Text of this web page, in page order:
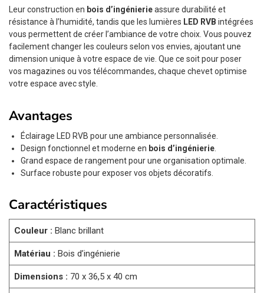
Leur construction en bois d’ingénierieassure durabilité et
résistance à l’humidité, tandis que les lumières LED RVB intégrées
vous permettent de créer l’ambiance de votre choix. Vous pouvez
facilement changer les couleurs selon vos envies, ajoutant une
dimension unique à votre espace de vie. Que ce soit pour poser
vos magazines ou vos télécommandes, chaque chevet optimise
votre espace avec style.
Avantages
Éclairage LED RVB pour une ambiance personnalisée.
Design fonctionnel et moderne en bois d’ingénierie
Grand espace de rangement pour une organisation optimale.
Surface robuste pour exposer vos objets décoratifs.
Caractéristiques
Couleur : Blanc brillant
Matériau : Bois d’ingénierie
Dimensions : 70 x 36,5 x 40 cm